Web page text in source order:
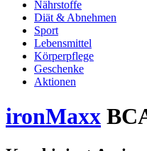
Nährstoffe
Diät & Abnehmen
Sport
Lebensmittel
Körperpflege
Geschenke
Aktionen
ironMaxx